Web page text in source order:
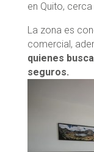
en Quito,
La zona es
comercial,
quienes
seguros.